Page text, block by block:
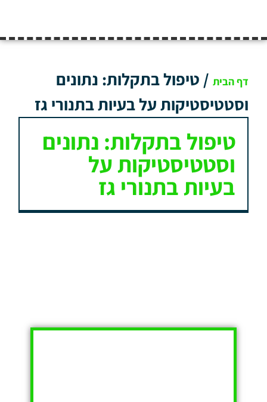
דף הבית / טיפול בתקלות: נתונים
וסטטיסטיקות על בעיות בתנורי גז
טיפול בתקלות: נתונים
וסטטיסטיקות על
בעיות בתנורי גז